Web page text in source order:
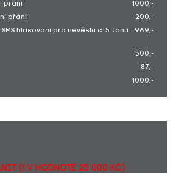
přání
1000,-
přání
200,-
hlasování pro nevěstu č. 5 Janu
969,-
500,-
87,-
1000,-
splněných přání "ROBERT 50"
(1 v hodnotě 25 000 Kč)